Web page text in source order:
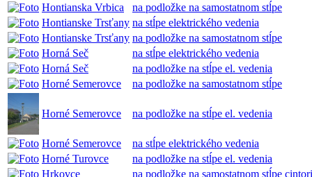
Hontianska Vrbica
na podložke na samostatnom stĺpe
Hontianske Trsťany na stĺpe elektrického vedenia
Hontianske Trsťany na podložke na samostatnom stĺpe
Horná Seč
na stĺpe elektrického vedenia
Horná Seč
na podložke na stĺpe el. vedenia
Horné Semerovce
na podložke na samostatnom stĺpe
Horné Semerovce na podložke na stĺpe el. vedenia
Horné Semerovce
na stĺpe elektrického vedenia
Horné Turovce
na podložke na stĺpe el. vedenia
Hrkovce
na podložke na samostatnom stĺpe